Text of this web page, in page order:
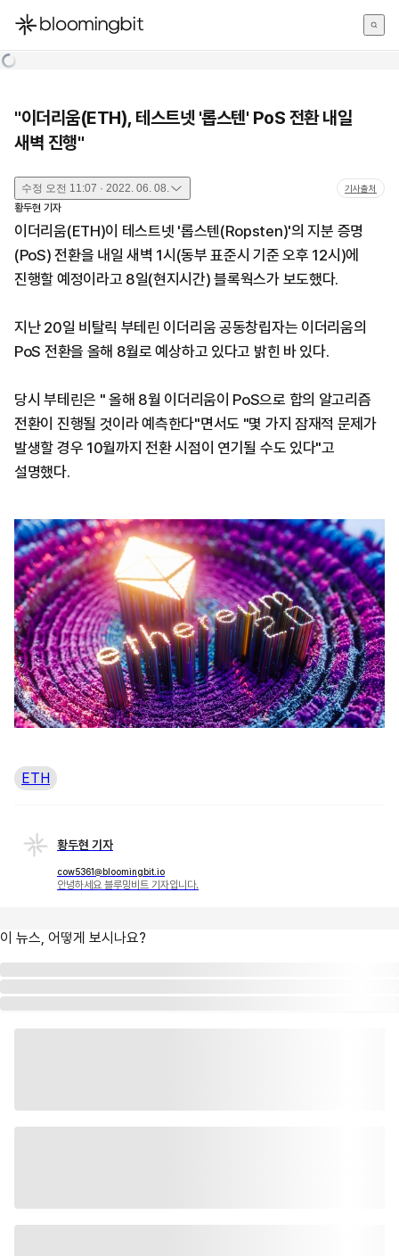
한국어
"이더리움(ETH), 테스트넷 '롭스텐' PoS 전환 내일
새벽 진행"
수정 오전 11:07 · 2022. 06. 08. 기사출처
황두현 기자
이더리움(ETH)이 테스트넷 '롭스텐(Ropsten)'의 지분 증명
(PoS) 전환을 내일 새벽 1시(동부 표준시 기준 오후 12시)에
진행할 예정이라고 8일(현지시간) 블록웍스가 보도했다.
지난 20일 비탈릭 부테린 이더리움 공동창립자는 이더리움의
PoS 전환을 올해 8월로 예상하고 있다고 밝힌 바 있다.
당시 부테린은 " 올해 8월 이더리움이 PoS으로 합의 알고리즘
전환이 진행될 것이라 예측한다"면서도 "몇 가지 잠재적 문제가
발생할 경우 10월까지 전환 시점이 연기될 수도 있다"고
설명했다.
ETH
황두현 기자
cow5361@bloomingbit.io
안녕하세요 블루밍비트 기자입니다.
이 뉴스, 어떻게 보시나요?